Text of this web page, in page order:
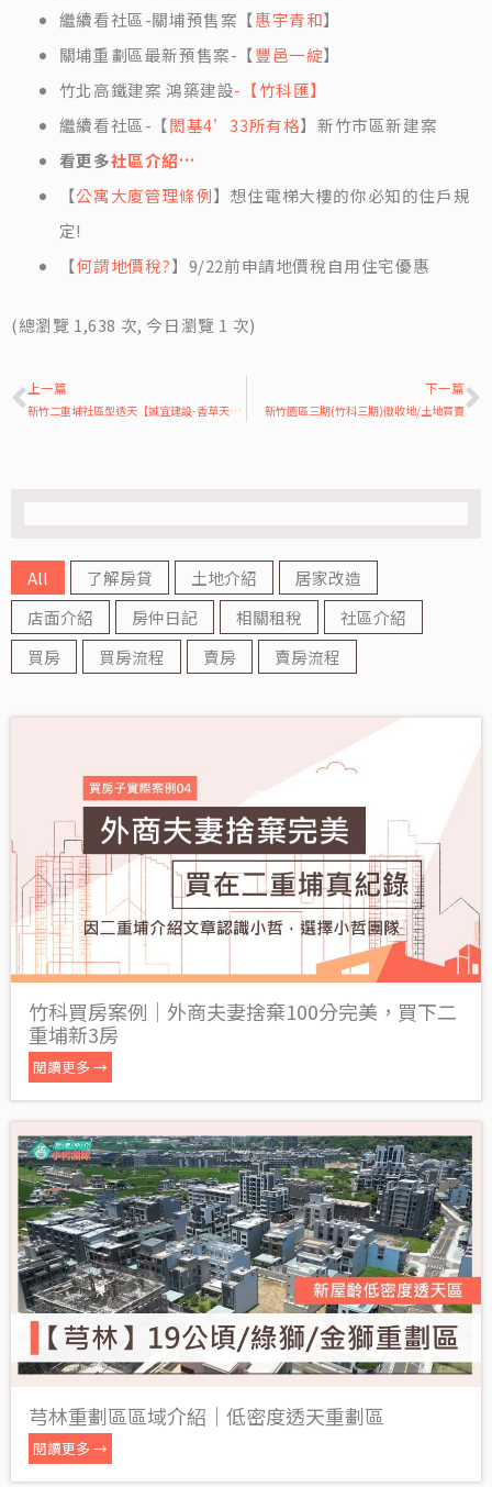
繼續看社區-關埔預售案【惠宇青和】
關埔重劃區最新預售案-【豐邑一綻】
竹北高鐵建案 鴻築建設-【竹科匯】
繼續看社區-【閎基4’33所有格】新竹市區新建案
看更多社區介紹…
【公寓大廈管理條例】想住電梯大樓的你必知的住戶規
定!
【何謂地價稅?】9/22前申請地價稅自用住宅優惠
(總瀏覽 1,638 次, 今日瀏覽 1 次)
上一篇
新竹二重埔社區型透天【誠宜建設-香草天空】
下一篇
新竹園區三期(竹科三期)徵收地/土地買賣
All 了解房貸 土地介紹
居家改造
店面介紹
房仲日記 相關租稅
社區介紹
買房
買房流程 賣房 賣房流程
竹科買房案例｜外商夫妻捨棄100分完美，買下二
重埔新3房
閱讀更多 →
芎林重劃區區域介紹｜低密度透天重劃區
閱讀更多 →